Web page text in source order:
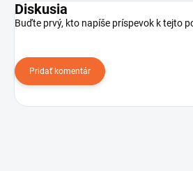
Diskusia
Buďte prvý, kto napíše príspevok k tejto
Pridať komentár